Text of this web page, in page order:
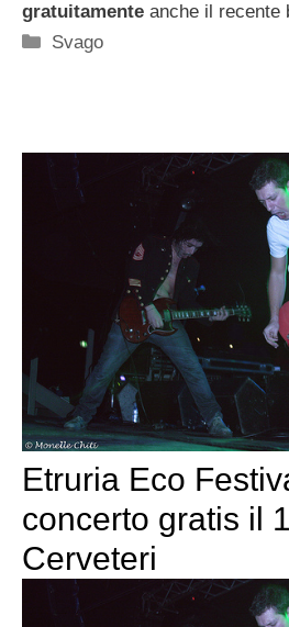
gratuitamente anche il recente
Categorie
Svago
Etruria Eco
concerto gratis il
Cerveteri